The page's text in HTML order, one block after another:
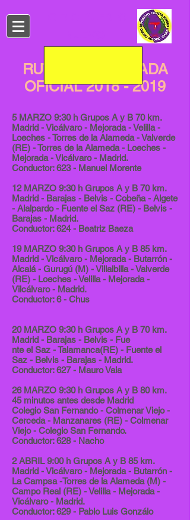
RUTAS TEMPORADA
OFICIAL2018 - 2019
5 MARZO 9:30 h Grupos A y B 70 km.
Madrid - Vicálvaro - Mejorada - Velilla -
Loeches - Torres de la Alameda - Valverde
(RE) - Torres de la Alameda - Loeches -
Mejorada - Vicálvaro - Madrid.
Conductor: 623 - Manuel Morente
12 MARZO 9:30 h Grupos A y B 70 km.
Madrid - Barajas - Belvis - Cobeña - Algete
- Alalpardo - Fuente el Saz (RE) - Belvis -
Barajas - Madrid.
Conductor: 624 - Beatriz Baeza
19 MARZO 9:30 h Grupos A y B 85 km.
Madrid - Vicálvaro - Mejorada - Butarrón -
Alcalá - Gurugú (M) - Villalbilla - Valverde
(RE) - Loeches - Velilla - Mejorada -
Vilcálvaro - Madrid.
Conductor: 6 - Chus
20 MARZO 9:30 h Grupos A y B 70 km.
Madrid - Barajas - Belvis - Fue
nte el Saz - Talamanca(RE) - Fuente el
Saz - Belvis - Barajas - Madrid.
Conductor: 627 - Mauro Vaia
26 MARZO 9:30 h Grupos A y B 80 km.
45 minutos antes desde Madrid
Colegio San Fernando - Colmenar Viejo -
Cerceda - Manzanares (RE) - Colmenar
Viejo - Colegio San Fernando.
Conductor: 628 - Nacho
2 ABRIL 9:00 h Grupos A y B 85 km.
Madrid - Vicálvaro - Mejorada - Butarrón -
La Campsa -Torres de la Alameda (M) -
Campo Real (RE) - Velilla - Mejorada -
Vicálvaro - Madrid.
Conductor: 629 - Pablo Luis Gonzálo